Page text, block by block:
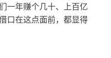
一年赚个几十、上百亿
口在这点面前，都显得